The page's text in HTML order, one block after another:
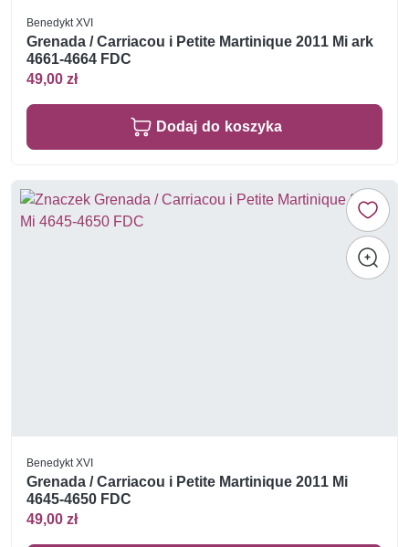
Benedykt XVI
Grenada / Carriacou i Petite Martinique 2011 Mi ark
4661-4664 FDC
49,00 zł
Dodaj do koszyka
Benedykt XVI
Grenada / Carriacou i Petite Martinique 2011 Mi
4645-4650 FDC
49,00 zł